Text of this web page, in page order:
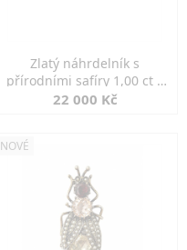
Zlatý náhrdelník s
přírodními safíry 1,00 ct a
diamanty
22 000 Kč
NOVÉ